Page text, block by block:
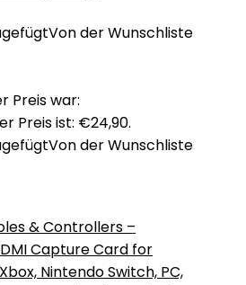
Von der Wunschliste
Preis war:
Preis ist: €24,90.
Von der Wunschliste